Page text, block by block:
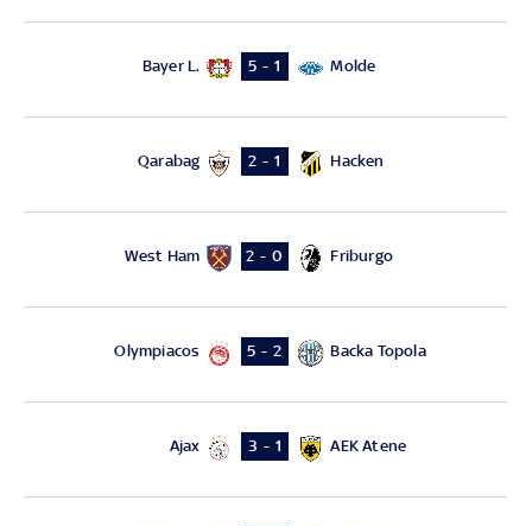
Bayer L. 5 - 1 Molde
Qarabag 2 - 1 Hacken
West Ham 2 - 0 Friburgo
Olympiacos 5 - 2 Backa Topola
Ajax 3 - 1 AEK Atene